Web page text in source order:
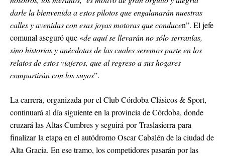
darle la bienvenida a estos pilotos que engalanarán nuestras
calles y avenidas con esas joyas motoras que conducen”. El jefe
comunal aseguró que «de aquí se llevarán no sólo serranías,
sino historias y anécdotas de las cuales seremos parte en los
relatos de estos viajeros, que al regreso a sus hogares
compartirán con los suyos”.
La carrera, organizada por el Club Córdoba Clásicos & Sport,
continuará al día siguiente en la provincia de Córdoba, donde
cruzará las Altas Cumbres y seguirá por Traslasierra para
finalizar la etapa en el autódromo Oscar Cabalén de la ciudad de
Alta Gracia. En ese tramo, los competidores pasarán por las